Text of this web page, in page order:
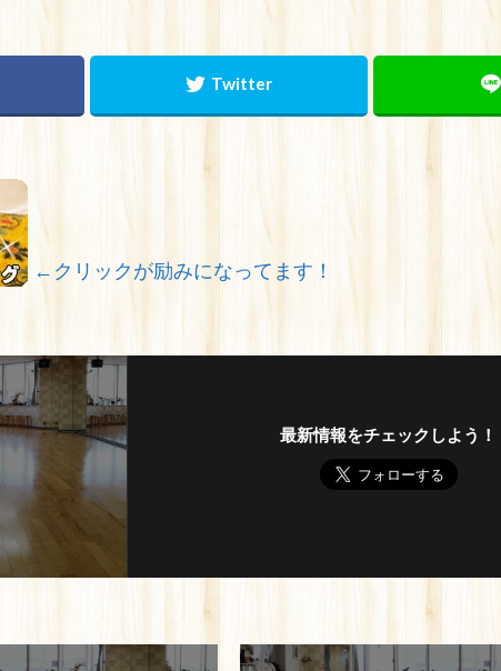
←クリックが励みになってます！
最新情報をチェックしよう！